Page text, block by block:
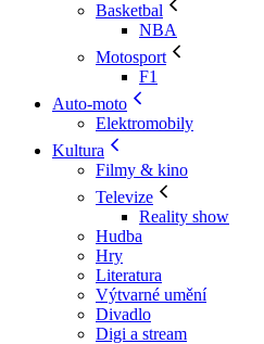
Basketbal
NBA
Motosport
F1
Auto-moto
Elektromobily
Kultura
Filmy & kino
Televize
Reality show
Hudba
Hry
Literatura
Výtvarné umění
Divadlo
Digi a stream